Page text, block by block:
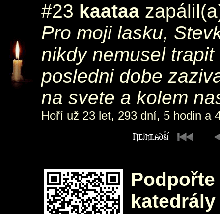
#23 kaataa
Pro moji lasku,
nikdy nemusel
posledni dobe
na svete a kolem
Hoří už 23 let, 293 dní, 5 hodin a
katedrály